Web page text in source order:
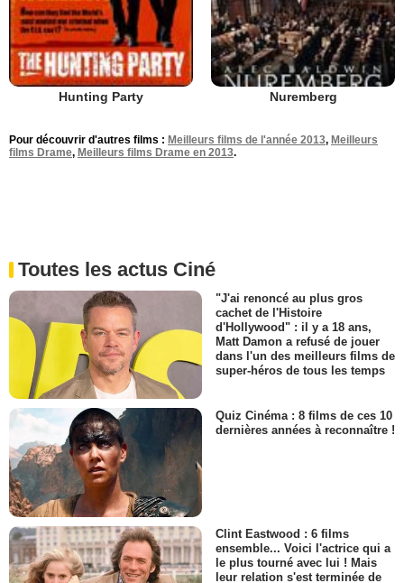
Hunting Party Nuremberg
Pour découvrir d'autres films : Meilleurs films de l'année 2013, Meilleurs
films Drame, Meilleurs films Drame en 2013.
Toutes les actus Ciné
"J'ai renoncé au plus gros
cachet de l'Histoire
d'Hollywood" : il y a 18 ans,
Matt Damon a refusé de jouer
dans l'un des meilleurs films de
super-héros de tous les temps
Quiz Cinéma : 8 films de ces 10
dernières années à reconnaître !
Clint Eastwood : 6 films
ensemble... Voici l'actrice qui a
le plus tourné avec lui ! Mais
leur relation s'est terminée de